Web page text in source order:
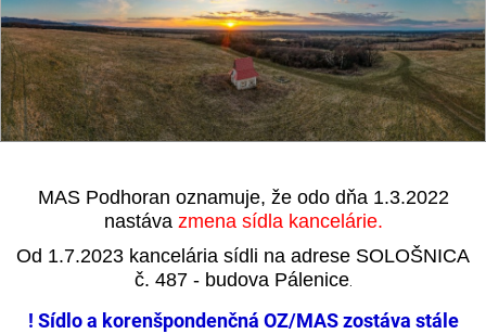
MAS Podhoran oznamuje, že odo dňa 1.3.2022
nastávazmena sídla kancelárie.
Od 1.7.2023 kancelária sídli na adrese SOLOŠNICA
č. 487 - budova Pálenice.
! Sídlo a korenšpondenčná OZ/MAS zostáva stále